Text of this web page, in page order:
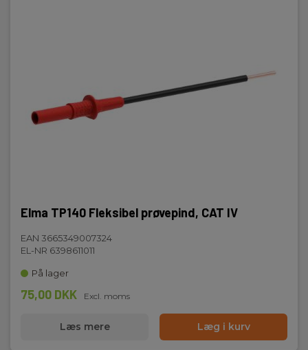
Elma TP140 Fleksibel prøvepind, CAT IV
EAN 3665349007324
EL-NR 6398611011
På lager
75,00 DKK Excl. moms
Læs mere Læg i kurv